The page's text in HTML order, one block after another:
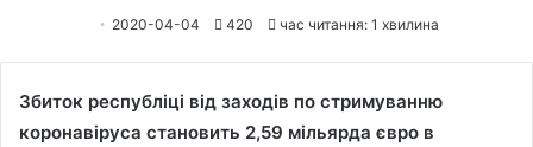
2020-04-04 420 час читання: 1 хвилина
Збиток республіці від заходів по стримуванню
коронавіруса становить 2,59 мільярда євро в